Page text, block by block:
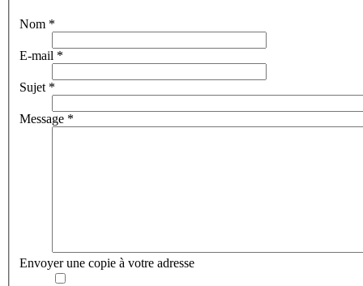
Nom *
E-mail *
Sujet*
Message *
Envoyer une copie à votre adresse